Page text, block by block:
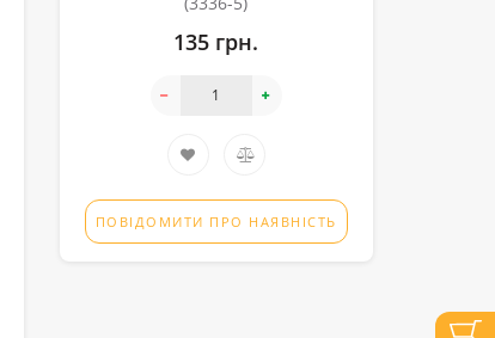
135 грн.
ПОВІДОМИТИ ПРО НАЯВНІСТЬ